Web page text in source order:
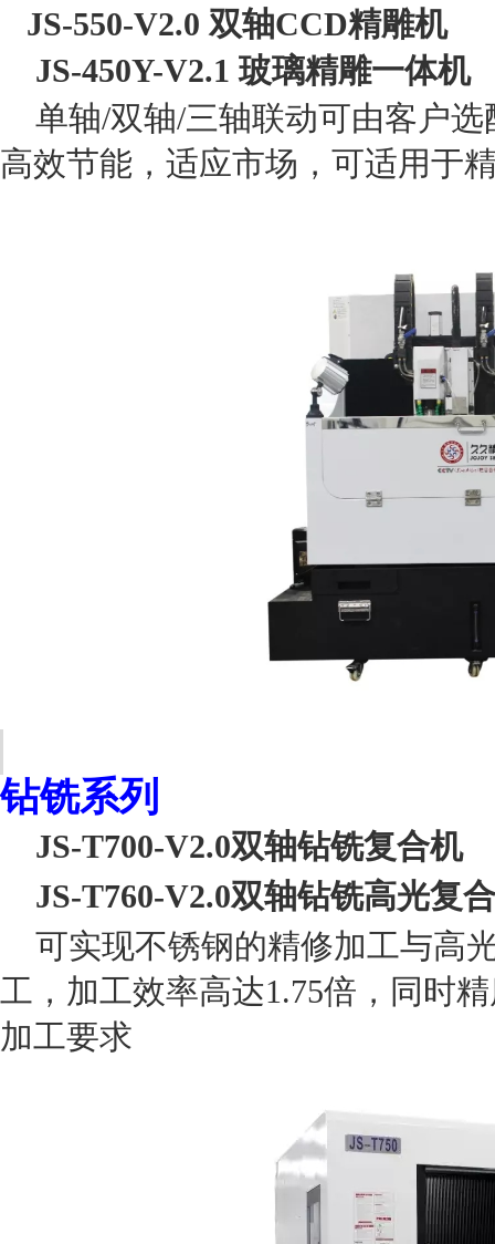
JS-550-V2.0 双轴CCD精雕机
JS-450Y-V2.1 玻璃精雕一体机
单轴/双轴/三轴联动可由客户
高效节能，适应市场，可适用于
钻铣系列
JS-T700-V2.0双轴钻铣复合机
JS-T760-V2.0双轴钻铣高光复
可实现不锈钢的精修加工与高
工，加工效率高达1.75倍，同时
加工要求